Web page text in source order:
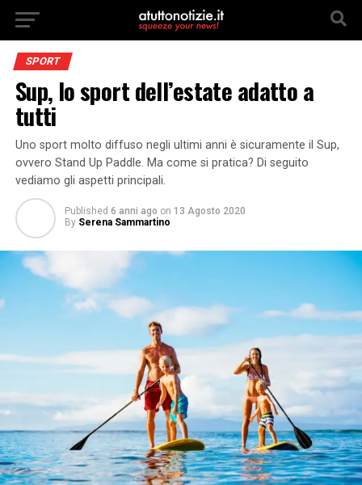
SPORT
Sup, lo sport dell’estate adatto a
tutti
Uno sport molto diffuso negli ultimi anni è sicuramente il Sup,
ovvero Stand Up Paddle. Ma come si pratica? Di seguito
vediamo gli aspetti principali.
Published 6 anni ago on 13 Agosto 2020
By Serena Sammartino